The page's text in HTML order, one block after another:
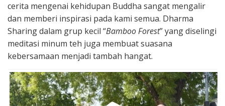
cerita mengenai kehidupan Buddha sangat mengalir
dan memberi inspirasi pada kami semua. Dharma
Sharing dalam grup kecil “Bamboo Forest” yang diselingi
meditasi minum teh juga membuat suasana
kebersamaan menjadi tambah hangat.